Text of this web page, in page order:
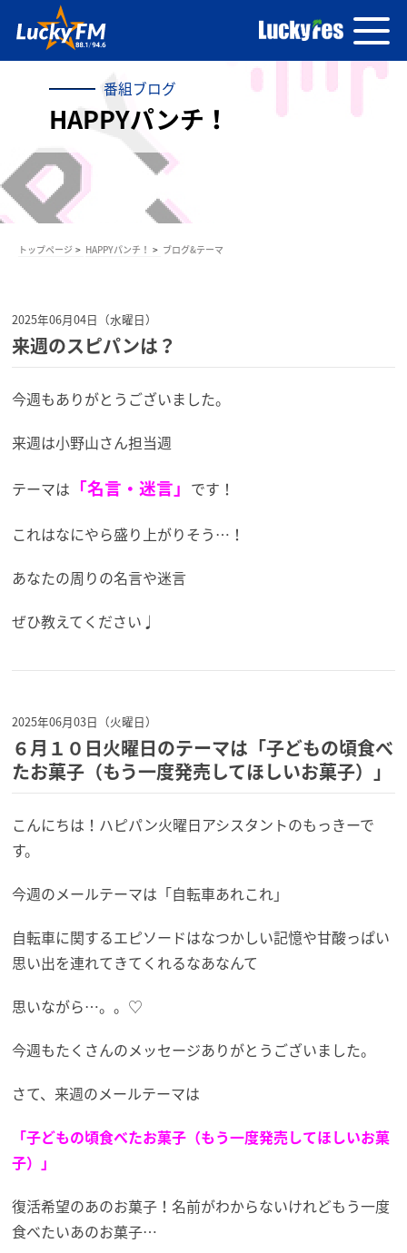
番組ブログ
HAPPYパンチ！
トップページ HAPPYパンチ！ ブログ&テーマ
2025年06月04日（水曜日）
来週のスピパンは？
今週もありがとうございました。
来週は小野山さん担当週
テーマは 「名言・迷言」 です！
これはなにやら盛り上がりそう…！
あなたの周りの名言や迷言
ぜひ教えてください♩
2025年06月03日（火曜日）
６月１０日火曜日のテーマは「子どもの頃食べ
たお菓子（もう一度発売してほしいお菓子）」
こんにちは！ハピパン火曜日アシスタントのもっきーで
す。
今週のメールテーマは「自転車あれこれ」
自転車に関するエピソードはなつかしい記憶や甘酸っぱい
思い出を連れてきてくれるなあなんて
思いながら…。。♡
今週もたくさんのメッセージありがとうございました。
さて、来週のメールテーマは
「子どもの頃食べたお菓子（もう一度発売してほしいお菓
子）」
復活希望のあのお菓子！名前がわからないけれどもう一度
食べたいあのお菓子…